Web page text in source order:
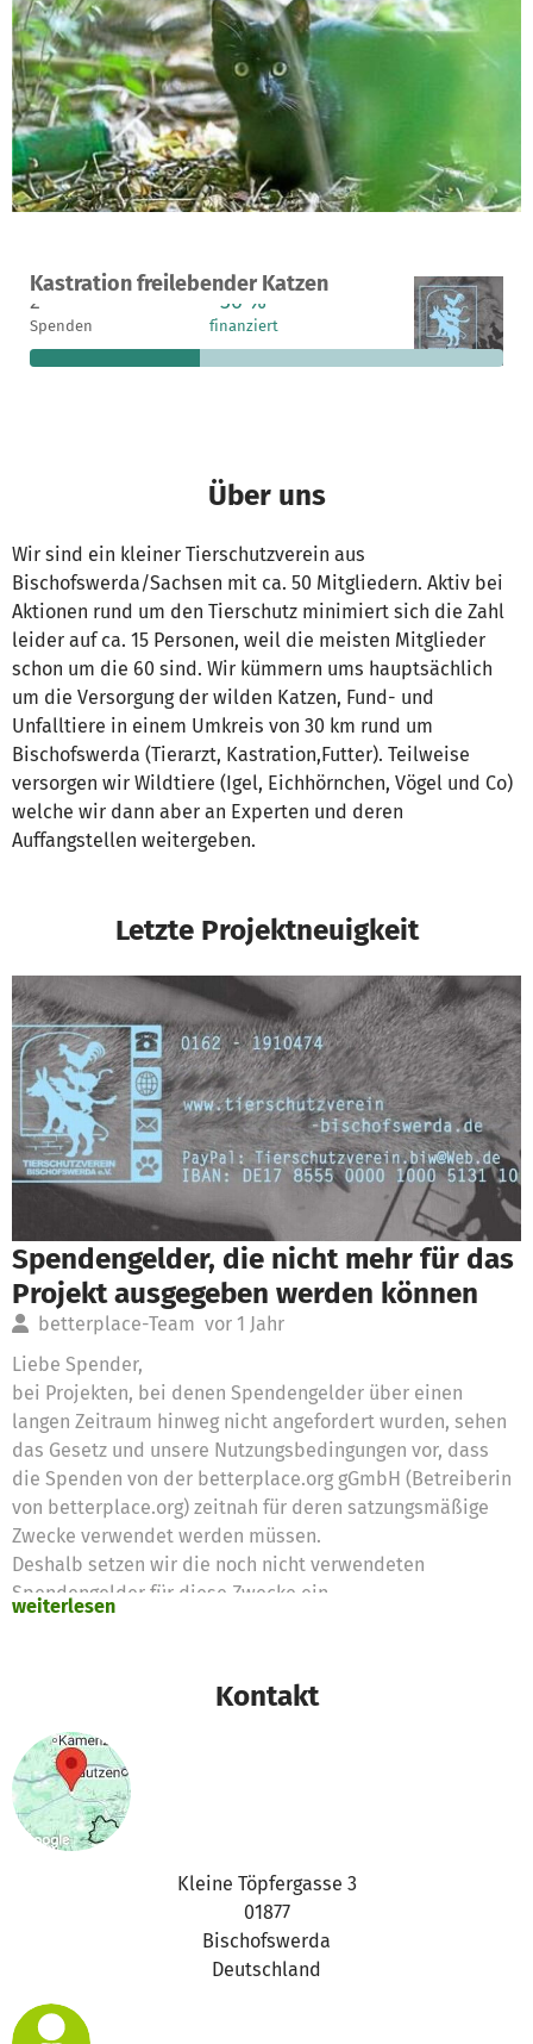
Kastration freilebender Katzen
Ein Projekt in Bischofswerda, Deutschland
2
Spenden
36 %
finanziert
2.275 €
fehlen noch
Über uns
Wir sind ein kleiner Tierschutzverein aus
Bischofswerda/Sachsen mit ca. 50 Mitgliedern. Aktiv bei
Aktionen rund um den Tierschutz minimiert sich die Zahl
leider auf ca. 15 Personen, weil die meisten Mitglieder
schon um die 60 sind. Wir kümmern ums hauptsächlich
um die Versorgung der wilden Katzen, Fund- und
Unfalltiere in einem Umkreis von 30 km rund um
Bischofswerda (Tierarzt, Kastration,Futter). Teilweise
versorgen wir Wildtiere (Igel, Eichhörnchen, Vögel und Co)
welche wir dann aber an Experten und deren
Auffangstellen weitergeben.
Letzte Projektneuigkeit
Spendengelder, die nicht mehr für das
Projekt ausgegeben werden können
betterplace-Team vor 1 Jahr
Liebe Spender,
bei Projekten, bei denen Spendengelder über einen
langen Zeitraum hinweg nicht angefordert wurden, sehen
das Gesetz und unsere Nutzungsbedingungen vor, dass
die Spenden von der betterplace.org gGmbH (Betreiberin
von betterplace.org) zeitnah für deren satzungsmäßige
Zwecke verwendet werden müssen.
Deshalb setzen wir die noch nicht verwendeten
Spendengelder für diese Zwecke ein
weiterlesen
Kontakt
Kleine Töpfergasse 3
01877
Bischofswerda
Deutschland